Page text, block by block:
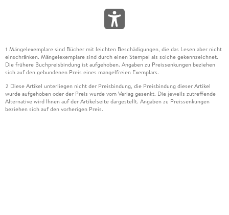
1 Mängelexemplare sind Bücher mit leichten Beschädigungen, die das Lesen aber nicht
einschränken. Mängelexemplare sind durch einen Stempel als solche gekennzeichnet.
Die frühere Buchpreisbindung ist aufgehoben. Angaben zu Preissenkungen beziehen
sich auf den gebundenen Preis eines mangelfreien Exemplars.
2 Diese Artikel unterliegen nicht der Preisbindung, die Preisbindung dieser Artikel
wurde aufgehoben oder der Preis wurde vom Verlag gesenkt. Die jeweils zutreffende
Alternative wird Ihnen auf der Artikelseite dargestellt. Angaben zu Preissenkungen
beziehen sich auf den vorherigen Preis.